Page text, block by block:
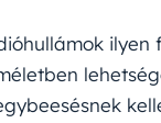
ilyen